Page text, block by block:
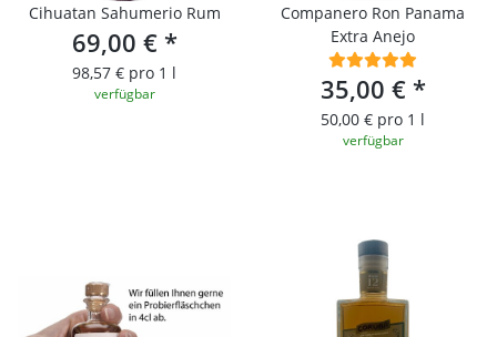
Cihuatan Sahumerio Rum
69,00 € *
98,57 € pro 1 l
verfügbar
Companero Ron Panama
Extra Anejo
35,00 € *
50,00 € pro 1 l
verfügbar